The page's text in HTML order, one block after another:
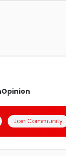
Opinion
Join Community